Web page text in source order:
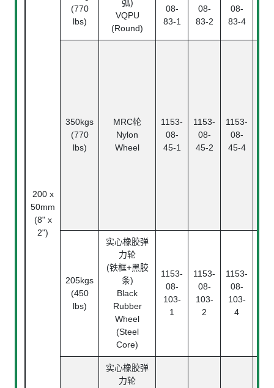
200 x
50mm
(8" x
2")
(770
lbs)
弧)
VQPU
(Round)
08-
83-1
08-
83-2
08-
83-4
350kgs
(770
lbs)
MRC轮
Nylon
Wheel
1153-
08-
45-1
1153-
08-
45-2
1153-
08-
45-4
205kgs
(450
lbs)
实心橡胶弹
力轮
(铁框+黑胶
条)
Black
Rubber
Wheel
(Steel
Core)
1153-
08-
103-
1
1153-
08-
103-
2
1153-
08-
103-
4
实心橡胶弹
力轮